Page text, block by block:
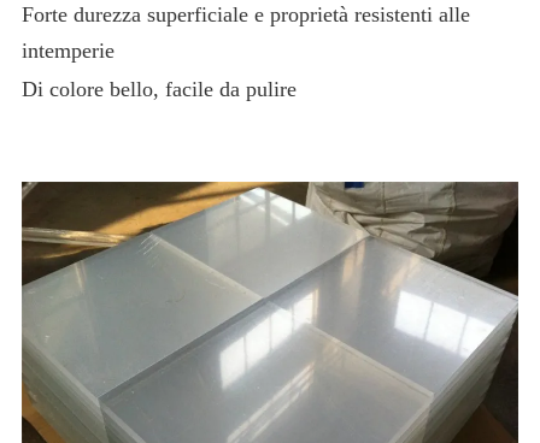
Forte durezza superficiale e proprietà resistenti alle
intemperie
Di colore bello, facile da pulire